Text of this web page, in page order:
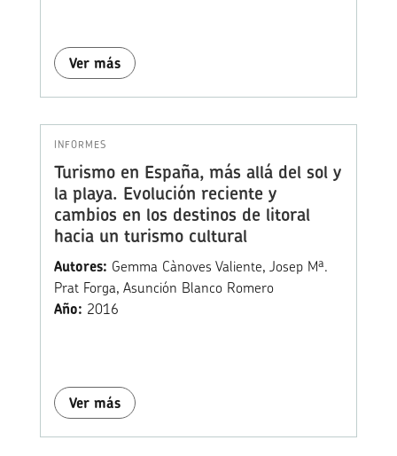
Ver más
INFORMES
Turismo en España, más allá del sol y
la playa. Evolución reciente y
cambios en los destinos de litoral
hacia un turismo cultural
Autores: Gemma Cànoves Valiente, Josep Mª.
Prat Forga, Asunción Blanco Romero
Año: 2016
Ver más